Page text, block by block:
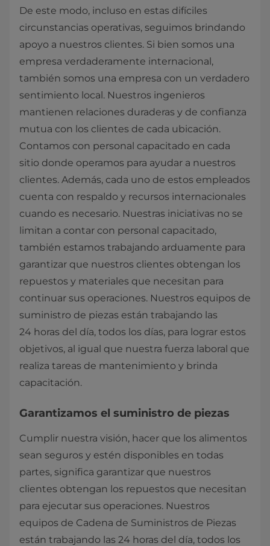
De este modo, incluso en estas difíciles
circunstancias operativas, seguimos brindando
apoyo a nuestros clientes. Si bien somos una
empresa verdaderamente internacional,
también somos una empresa con un verdadero
sentimiento local. Nuestros ingenieros
mantienen relaciones duraderas y de confianza
mutua con los clientes de cada ubicación.
Contamos con personal capacitado en cada
sitio donde operamos para ayudar a nuestros
clientes. Además, cada uno de estos empleados
cuenta con respaldo y recursos internacionales
cuando es necesario. Nuestras iniciativas no se
limitan a contar con personal capacitado,
también estamos trabajando arduamente para
garantizar que nuestros clientes obtengan los
repuestos y materiales que necesitan para
continuar sus operaciones. Nuestros equipos de
suministro de piezas están trabajando las
24 horas del día, todos los días, para lograr estos
objetivos, al igual que nuestra fuerza laboral que
realiza tareas de mantenimiento y brinda
capacitación.
Garantizamos el suministro de piezas
Cumplir nuestra visión, hacer que los alimentos
sean seguros y estén disponibles en todas
partes, significa garantizar que nuestros
clientes obtengan los repuestos que necesitan
para ejecutar sus operaciones. Nuestros
equipos de Cadena de Suministros de Piezas
están trabajando las 24 horas del día, todos los